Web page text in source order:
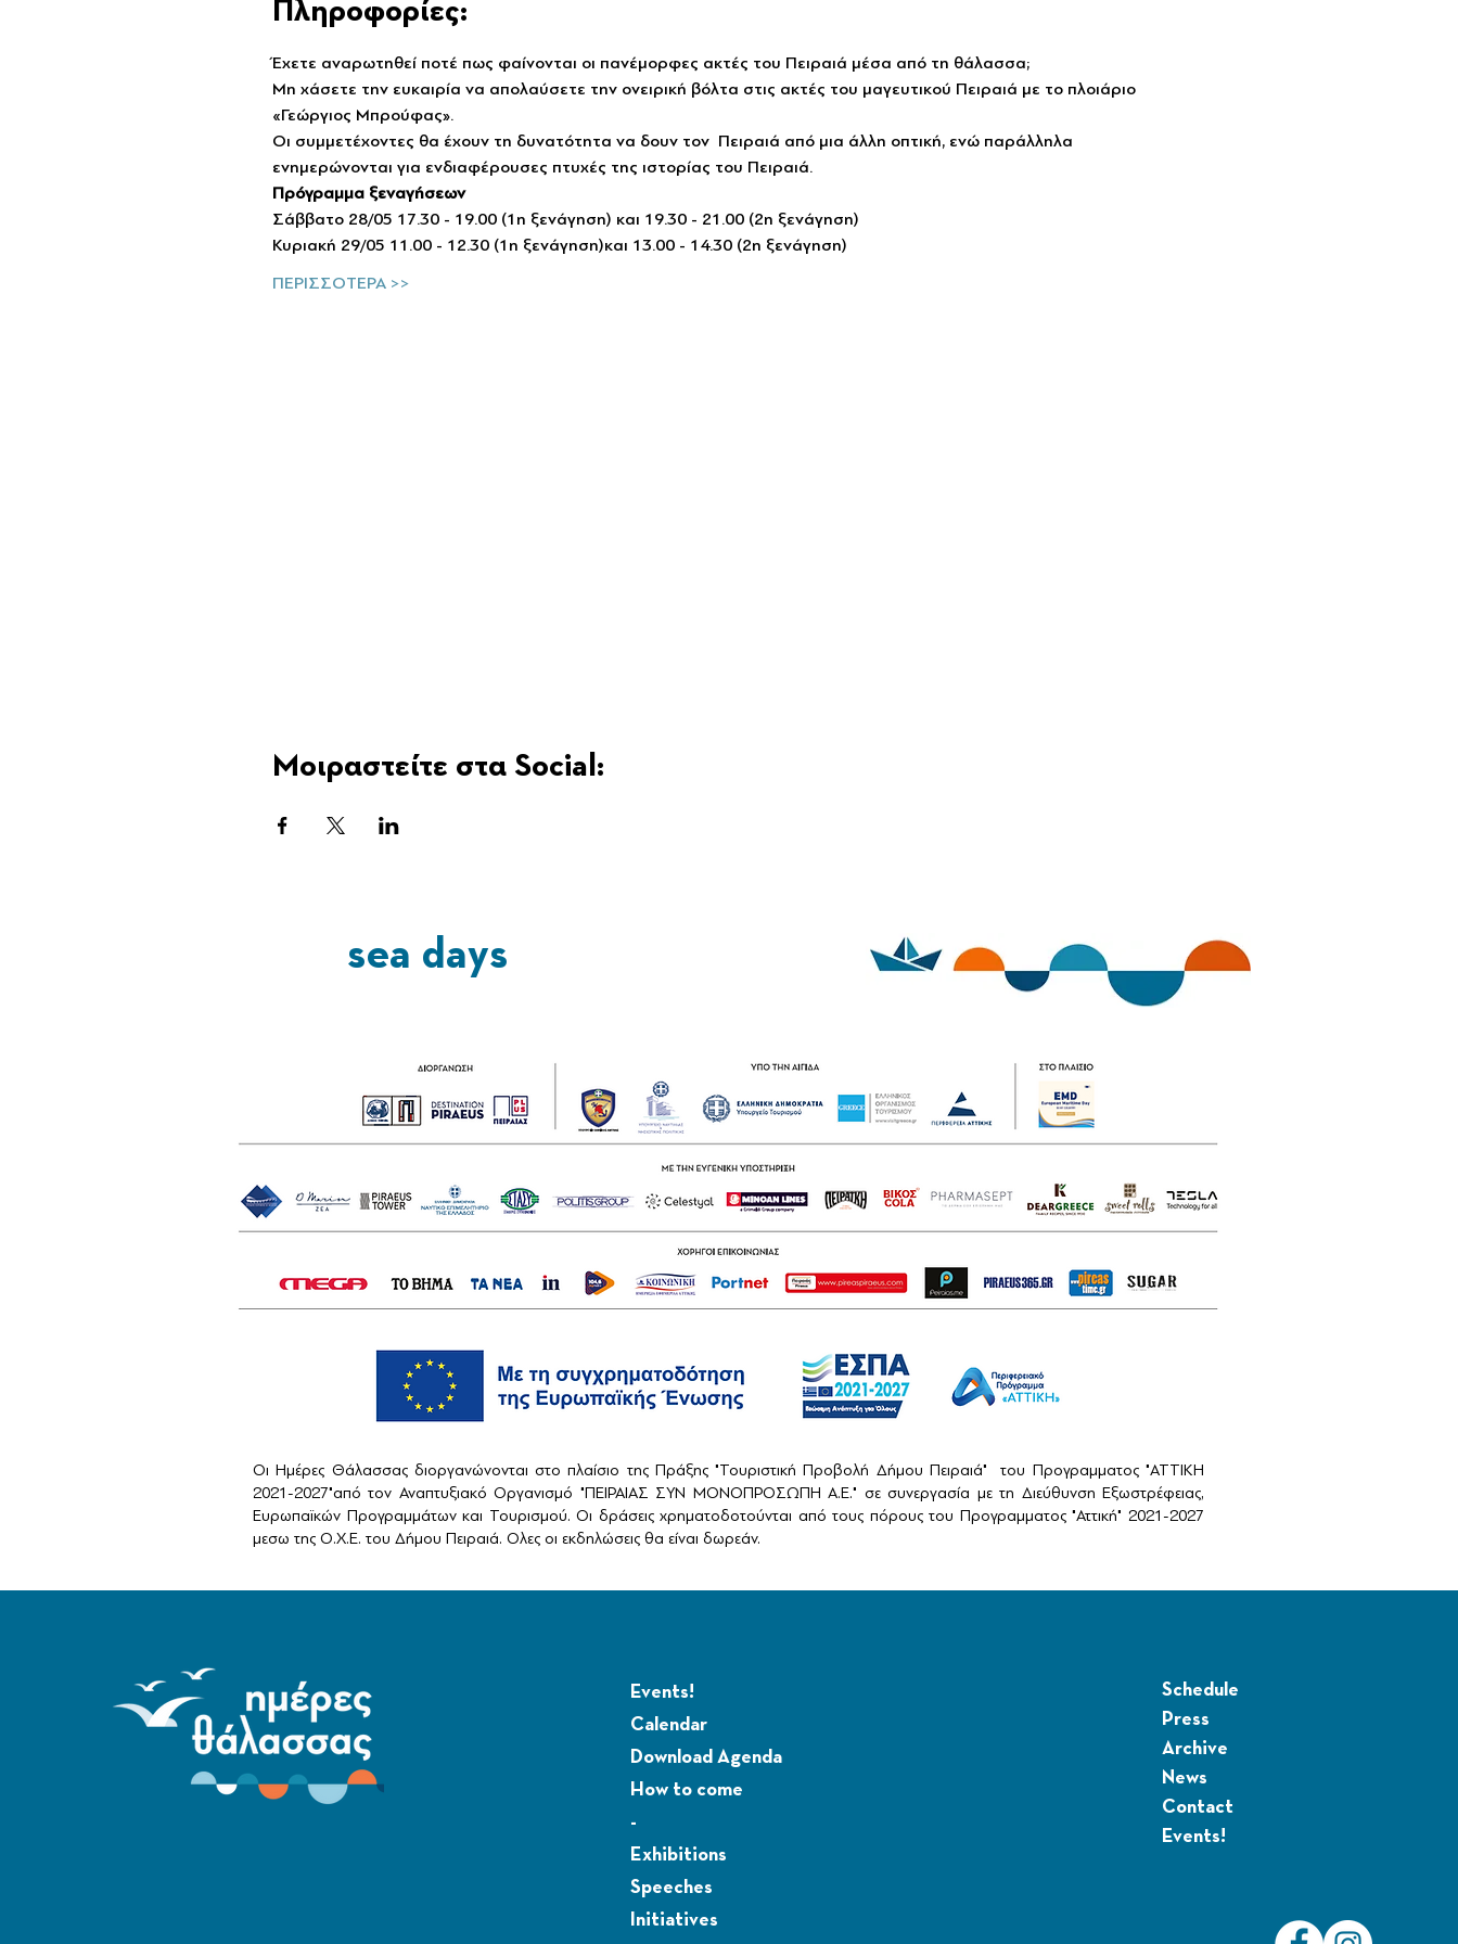
Πληροφορίες:
Έχετε αναρωτηθεί ποτέ πως φαίνονται οι πανέμορφες ακτές του Πειραιά μέσα από τη θάλασσα;
Μη χάσετε την ευκαιρία να απολαύσετε την ονειρική βόλτα στις ακτές του μαγευτικού Πειραιά με το πλοιάριο
«Γεώργιος Μπρούφας».
Οι συμμετέχοντες θα έχουν τη δυνατότητα να δουν τον  Πειραιά από μια άλλη οπτική, ενώ παράλληλα
ενημερώνονται για ενδιαφέρουσες πτυχές της ιστορίας του Πειραιά.
Πρόγραμμα ξεναγήσεων
Σάββατο 28/05 17.30 - 19.00 (1η ξενάγηση) και 19.30 - 21.00 (2η ξενάγηση)
Κυριακή 29/05 11.00 - 12.30 (1η ξενάγηση)και 13.00 - 14.30 (2η ξενάγηση)
ΠΕΡΙΣΣΟΤΕΡΑ >>
Μοιραστείτε στα Social:
sea days
Οι Ημέρες Θάλασσας διοργανώνονται στο πλαίσιο της Πράξης "Τουριστική Προβολή Δήμου Πειραιά" του Προγραμματος "ΑΤΤΙΚΗ
2021-2027"από τον Αναπτυξιακό Οργανισμό "ΠΕΙΡΑΙΑΣ ΣΥΝ ΜΟΝΟΠΡΟΣΩΠΗ Α.Ε." σε συνεργασία με τη Διεύθυνση Εξωστρέφειας,
Ευρωπαϊκών Προγραμμάτων και Τουρισμού. Οι δράσεις χρηματοδοτούνται από τους πόρους του Προγραμματος "Αττική" 2021-2027
μεσω της Ο.Χ.Ε. του Δήμου Πειραιά. Ολες οι εκδηλώσεις θα είναι δωρεάν.
Events!
Calendar
Download Agenda
How to come
-
Exhibitions
Speeches
Initiatives
Schedule
Press
Archive
News
Contact
Events!